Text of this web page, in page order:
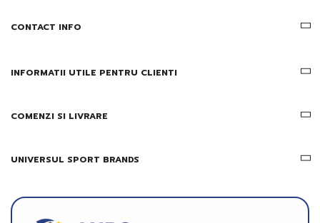
CONTACT INFO
INFORMATII UTILE PENTRU CLIENTI
COMENZI SI LIVRARE
UNIVERSUL SPORT BRANDS